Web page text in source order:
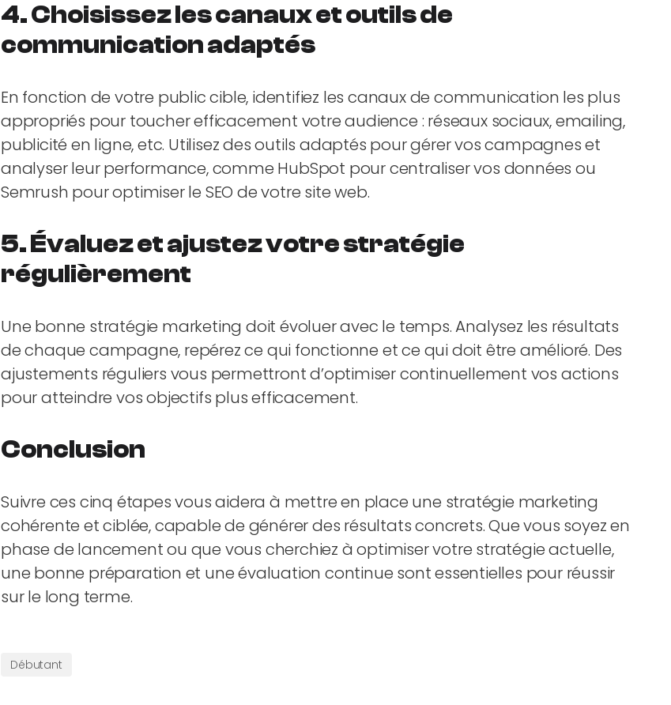
4.Choisissez les canaux et outils de
communication adaptés
En fonction de votre public cible, identifiez les canaux de communication les plus
appropriés pour toucher efficacement votre audience : réseaux sociaux, emailing,
publicité en ligne, etc. Utilisez des outils adaptés pour gérer vos campagnes et
analyser leur performance, comme HubSpot pour centraliser vos données ou
Semrush pour optimiser le SEO de votre site web.
5.Évaluez et ajustez votre stratégie
régulièrement
Une bonne stratégie marketing doit évoluer avec le temps. Analysez les résultats
de chaque campagne, repérez ce qui fonctionne et ce qui doit être amélioré. Des
ajustements réguliers vous permettront d’optimiser continuellement vos actions
pour atteindre vos objectifs plus efficacement.
Conclusion
Suivre ces cinq étapes vous aidera à mettre en place une stratégie marketing
cohérente et ciblée, capable de générer des résultats concrets. Que vous soyez en
phase de lancement ou que vous cherchiez à optimiser votre stratégie actuelle,
une bonne préparation et une évaluation continue sont essentielles pour réussir
sur le long terme.
Débutant